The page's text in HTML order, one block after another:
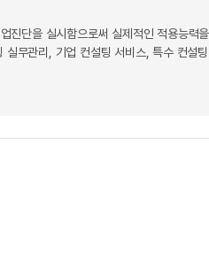
진단을 실시함으로써 실제적인 적용능력
무관리, 기업 컨설팅 서비스, 특수 컨설